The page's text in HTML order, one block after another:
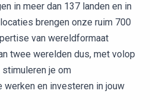
in meer dan 137 landen en in
brengen onze ruim 700
van wereldformaat
twee werelden dus, met volop
je om
en investeren in jouw